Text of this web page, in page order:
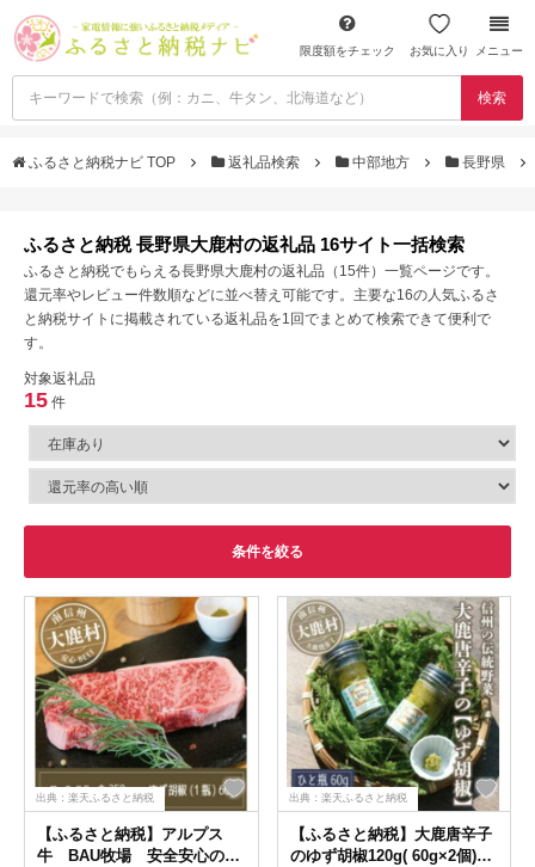
限度額をチェック お気に入り メニュー
検索
ふるさと納税ナビ TOP 返礼品検索 中部地方 長野県
ふるさと納税 長野県大鹿村の返礼品 16サイト一括検索
ふるさと納税でもらえる長野県大鹿村の返礼品（15件）一覧ページです。
還元率やレビュー件数順などに並べ替え可能です。主要な16の人気ふるさ
と納税サイトに掲載されている返礼品を1回でまとめて検索できて便利で
す。
対象返礼品
15 件
条件を絞る
出典：楽天ふるさと納税
【ふるさと納税】アルプス
牛 BAU牧場 安全安心の牛
出典：楽天ふるさと納税
【ふるさと納税】大鹿唐辛子
のゆず胡椒120g( 60g×2個)